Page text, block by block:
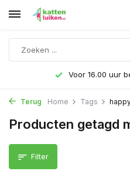
Voor 16.00 uur
Terug Home Tags
Producten getagd
Filter